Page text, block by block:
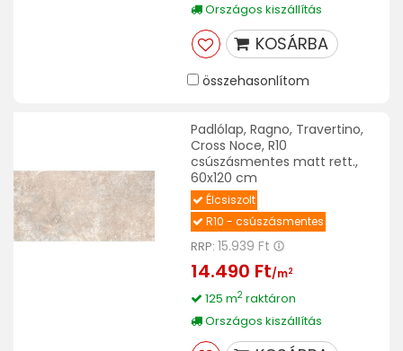
Országos kiszállítás
KOSÁRBA
összehasonlítom
Padlólap, Ragno, Travertino,
Cross Noce, R10
csúszásmentes matt rett.,
60x120 cm
Élcsiszolt
R10 - csúszásmentes
RRP: 15.939 Ft
14.490 Ft/m2
125 m2raktáron
Országos kiszállítás